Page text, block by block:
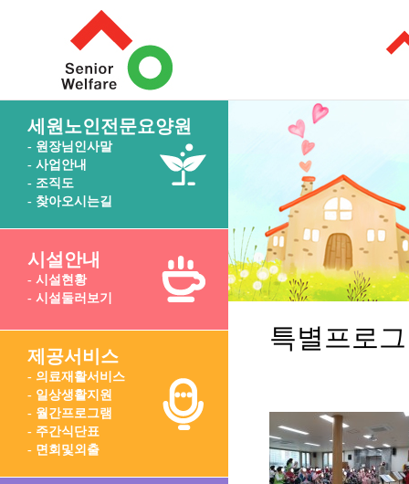
세원노인전문요양원
- 원장님인사말
- 사업안내
- 조직도
- 찾아오시는길
시설안내
- 시설현황
- 시설둘러보기
제공서비스
- 의료재활서비스
- 일상생활지원
- 월간프로그램
- 주간식단표
- 면회및외출
특별프로